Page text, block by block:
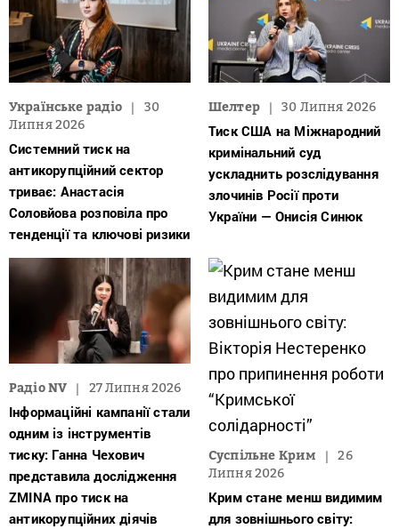
Українське радіо
30
Липня 2026
Системний тиск на
антикорупційний сектор
триває: Анастасія
Соловйова розповіла про
тенденції та ключові ризики
Шелтер 30 Липня 2026
Тиск США на Міжнародний
кримінальний суд
ускладнить розслідування
злочинів Росії проти
України — Онисія Синюк
Радіо NV 27 Липня 2026
Інформаційні кампанії стали
одним із інструментів
тиску: Ганна Чехович
представила дослідження
ZMINA про тиск на
антикорупційних діячів
Суспільне Крим
26
Липня 2026
Крим стане менш видимим
для зовнішнього світу: